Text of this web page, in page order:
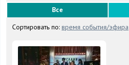
Все
Сортировать по: время события/эфира